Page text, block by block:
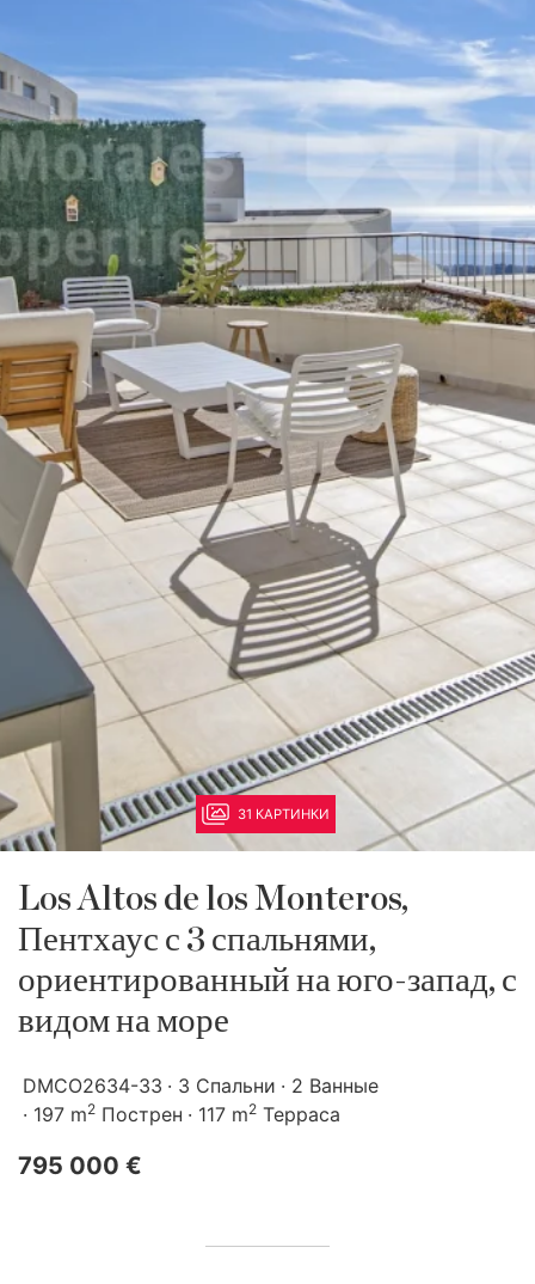
31 КАРТИНКИ
Los Altos de los Monteros,
Пентхаус с 3 спальнями,
ориентированный на юго-запад, с
видом на море
DMCO2634-33 3 Спальни
2 Ванные
197 m2 Пострен 117 m2 Терраса
795 000 €